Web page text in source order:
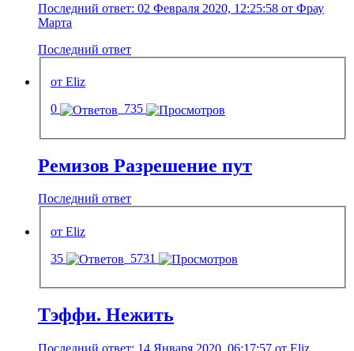
Последний ответ: 02 Февраля 2020, 12:25:58 от Фрау
Марта
Последний ответ
от Eliz
0
735
Ремизов Разрешение пут
Последний ответ
от Eliz
35
5731
Тэффи. Нежить